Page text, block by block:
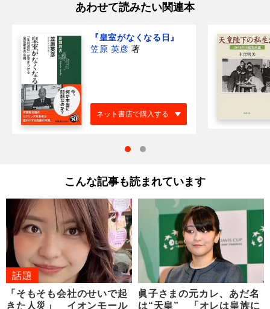
あわせて読みたい関連本
『皇室がなくなる日』
笠原 英彦 著
ネット書店で購入する
こんな記事も読まれています
話題
「そもそも会社のせいで起
きた人災」 イオンモール
眞子さまの元カレ、あだ名
は“天皇” 「オレは皇族に